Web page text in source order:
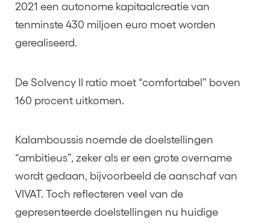
2021 een autonome kapitaalcreatie van
tenminste 430 miljoen euro moet worden
gerealiseerd.
De Solvency II ratio moet “comfortabel” boven
160 procent uitkomen.
Kalamboussis noemde de doelstellingen
“ambitieus”, zeker als er een grote overname
wordt gedaan, bijvoorbeeld de aanschaf van
VIVAT. Toch reflecteren veel van de
gepresenteerde doelstellingen nu huidige